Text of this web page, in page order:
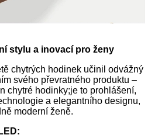
stylu a inovací pro ženy
chytrých hodinek učinil odvážný
svého převratného produktu –
chytré hodinky;je to prohlášení,
a elegantního designu,
moderní ženě.